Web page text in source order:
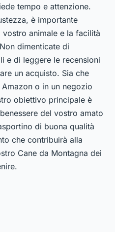
tempo e attenzione.
è importante
animale e la facilità
dimenticate di
e di leggere le recensioni
un acquisto. Sia che
o in un negozio
obiettivo principale è
del vostro amato
di buona qualità
che contribuirà alla
Cane da Montagna dei